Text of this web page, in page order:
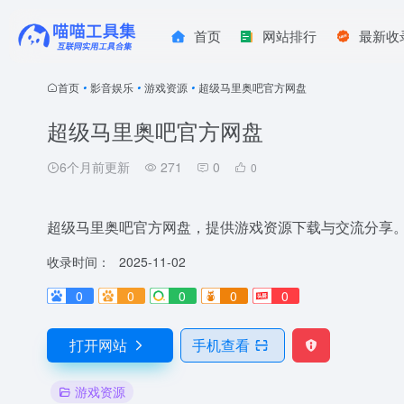
首页 网站排行 最新收
首页 • 影音娱乐 • 游戏资源 • 超级马里奥吧官方网盘
超级马里奥吧官方网盘
6个月前更新 271 0 0
超级马里奥吧官方网盘，提供游戏资源下载与交流分享。
收录时间：
2025-11-02
0
0 0 0 0
打开网站 手机查看
游戏资源